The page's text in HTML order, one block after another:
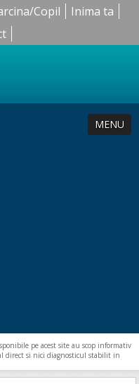
Copil
Inima ta
MENU
pe acest site au scop informativ
direct si nici diagnosticul stabilit in